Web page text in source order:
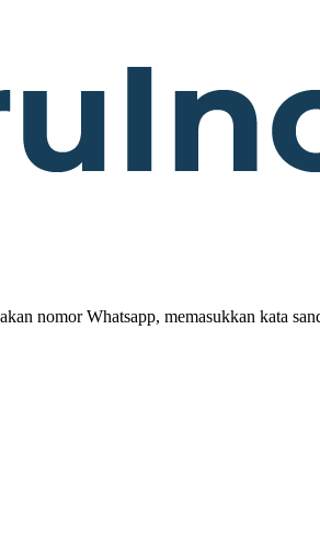
nomor Whatsapp, memasukkan kata